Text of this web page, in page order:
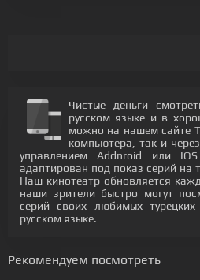
Чистые деньги
русском языке и в
можно на нашем сайте
компьютера, так и
управлением Addnroid или
адаптирован под показ серий на
Наш кинотеатр обновляется
наши зрители быстро могут
серий своих любимых
русском языке.
Рекомендуем посмотреть